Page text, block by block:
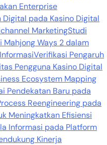
Enterprise
pada Kasino Digital
MarketingStudi
Mahjong Ways 2 dalam
Verifikasi Pengaruh
Pengguna Kasino Digital
Ecosystem Mapping
Pendekatan Baru pada
Reengineering pada
Meningkatkan Efisiensi
Informasi pada Platform
Kinerja